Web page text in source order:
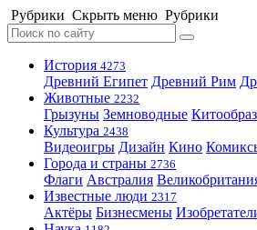
Рубрики Скрыть меню Рубрики
История 4273
Древний Египет Древний Рим
Животные 2232
Грызуны Земноводные
Культура 2438
Видеоигры Дизайн Кино
Города и страны 2736
Флаги Австралия
Известные люди 2317
Актёры Бизнесмены